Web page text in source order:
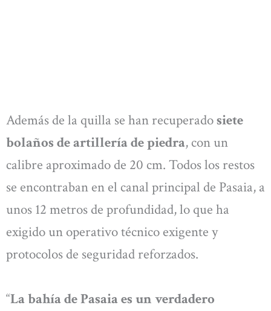
Además de la quilla se han recuperadosiete
bolaños de artillería de piedra, con un
calibre aproximado de 20 cm. Todos los restos
se encontraban en el canal principal de Pasaia, a
unos 12 metros de profundidad, lo que ha
exigido un operativo técnico exigente y
protocolos de seguridad reforzados.
“La bahía de Pasaia es un verdadero